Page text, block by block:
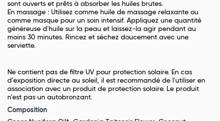
sont ouverts et prêts à absorber les huiles brutes.
En massage : Utilisez comme huile de massage relaxante ou
comme masque pour un soin intensif. Appliquez une quantité
généreuse d'huile sur la peau et laissez-la agir pendant au
moins 30 minutes. Rincez et séchez doucement avec une
serviette.
Ne contient pas de filtre UV pour protection solaire. En cas
d'exposition directe au soleil, il est recommandé de l'utiliser en
association avec un produit de protection solaire. Le produit
n'est pas un autobronzant.
Composition